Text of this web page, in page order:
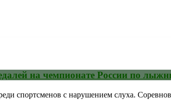
на чемпионате России по
спортсменов с нарушением слуха.